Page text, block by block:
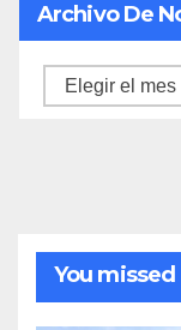
Archivo De
Archivo
You missed